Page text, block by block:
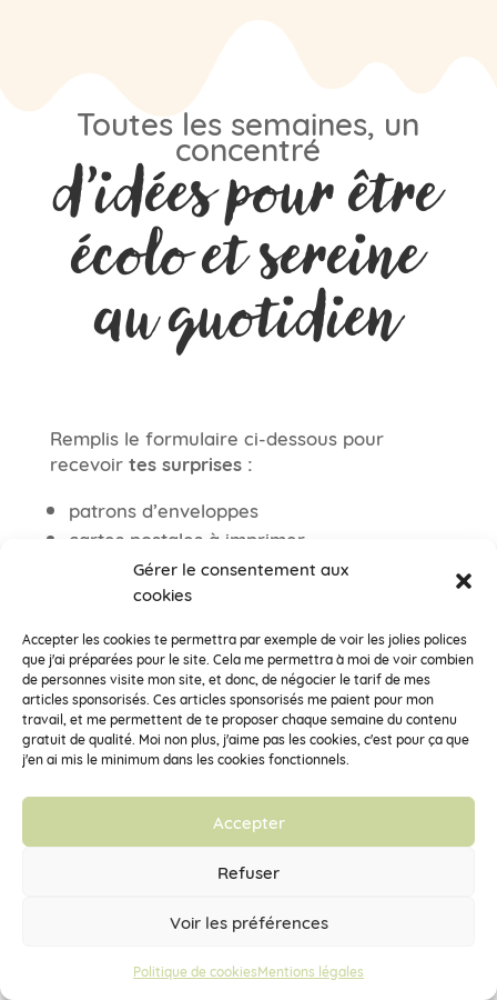
Gérer le consentement aux
cookies
Accepter les cookies te permettra par exemple de voir les jolies polices
que j'ai préparées pour le site. Cela me permettra à moi de voir combien
de personnes visite mon site, et donc, de négocier le tarif de mes
articles sponsorisés. Ces articles sponsorisés me paient pour mon
travail, et me permettent de te proposer chaque semaine du contenu
gratuit de qualité. Moi non plus, j'aime pas les cookies, c'est pour ça que
j'en ai mis le minimum dans les cookies fonctionnels.
Accepter
Refuser
Voir les préférences
Politique de cookiesMentions légales
Toutes les semaines, un
concentré
d’idées pour être
écolo et sereine
au quotidien
Remplis le formulaire ci-dessous pour
recevoir tes surprises :
patrons d’enveloppes
cartes postales à imprimer
recettes, …
email avec l’article de la semaine pour
avancer versune vie plus écolo et plus
sereine.
*indicates required
*
Vérifie bien qu'il n'y a pas d'erreurs de frappes